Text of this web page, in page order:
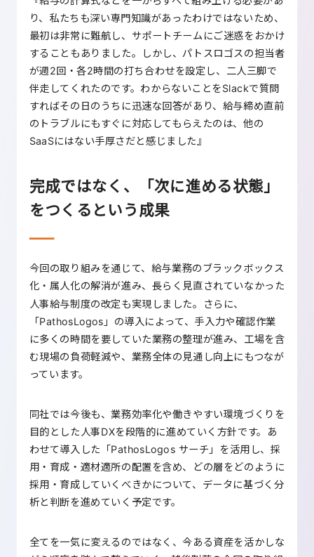
り、私たちも深い専門知識があったわけではないため、
最初は非常に難航し、サポートチームにご迷惑をおかけ
することもありました。しかし、パトスロゴスの担当者
が週2回・各2時間の打ち合わせを設定し、二人三脚で
伴走してくれたのです。わからないことをSlackで質問
すればその日のうちに迅速な回答があり、給与締め直前
のトラブルにもすぐに対応してもらえたのは、他の
SaaSにはない手厚さだと感じました』
完成ではなく、「次に進める状態」
をつくるという成果
今回の取り組みを通じて、給与業務のブラックボックス
化・属人化の解消が進み、長らく見直されていなかった
人事給与制度の改定も実現しました。さらに、
「PathosLogos」の導入によって、手入力や確認作業
に多くの時間を要していた業務の整理が進み、工場を含
む現場の負荷軽減や、業務全体の見通し向上にもつなが
っています。
同社では今後も、業務効率化や働きやすい環境づくりを
目的とした人事DXを段階的に進めていく方針です。あ
わせて導入した「PathosLogos サーチ」を活用し、採
用・育成・適材適所の配置を含め、どの層をどのように
採用・育成していくべきかについて、データに基づく分
析と判断を進めていく予定です。
全てを一気に変えるのではなく、今ある資産を活かしな